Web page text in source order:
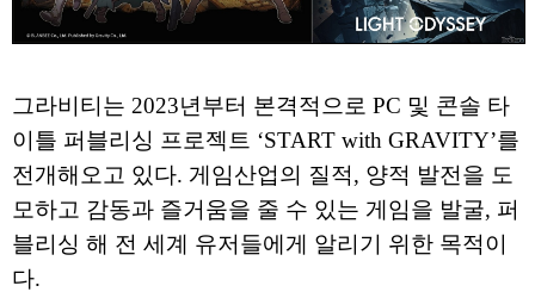
그라비티는 2023년부터 본격적으로 PC 및 콘솔 타
이틀 퍼블리싱 프로젝트 ‘START with GRAVITY’를
전개해오고 있다. 게임산업의 질적, 양적 발전을 도
모하고 감동과 즐거움을 줄 수 있는 게임을 발굴, 퍼
블리싱 해 전 세계 유저들에게 알리기 위한 목적이
다.